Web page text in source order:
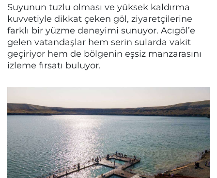
Suyunun tuzlu olması ve yüksek kaldırma
kuvvetiyle dikkat çeken göl, ziyaretçilerine
farklı bir yüzme deneyimi sunuyor. Acıgöl’e
gelen vatandaşlar hem serin sularda vakit
geçiriyor hem de bölgenin eşsiz manzarasını
izleme fırsatı buluyor.